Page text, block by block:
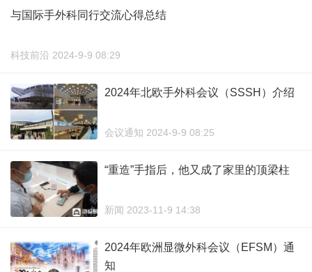
与国际手外科同行交流心得总结
科技前沿 2024-9-9 08:29
2024年北欧手外科会议（SSSH）介绍
会议通知 2024-9-9 08:25
“重造”手指后，他又成了家里的顶梁柱
新闻 2023-11-9 14:38
2024年欧洲显微外科会议（EFSM）通
知